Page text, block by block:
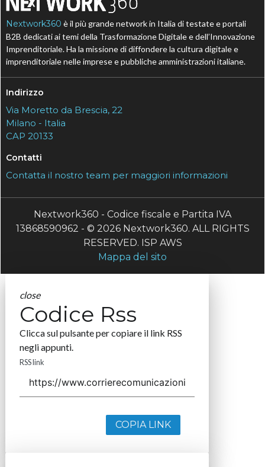
Nextwork360 è il più grande network in Italia di testate e portali
B2B dedicati ai temi della Trasformazione Digitale e dell’Innovazione
Imprenditoriale. Ha la missione di diffondere la cultura digitale e
imprenditoriale nelle imprese e pubbliche amministrazioni italiane.
Indirizzo
Via Moretto da Brescia, 22
Milano - Italia
CAP 20133
Contatti
Contatta il nostro team per maggiori informazioni
Nextwork360 - Codice fiscale e Partita IVA
13868590962 - © 2026 Nextwork360. ALL RIGHTS
RESERVED. ISP AWS
Mappa del sito
close
Codice Rss
Clicca sul pulsante per copiare il link RSS
negli appunti.
RSS link
COPIA LINK